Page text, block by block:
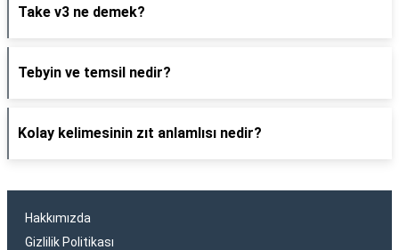
Take v3 ne demek?
Tebyin ve temsil nedir?
Kolay kelimesinin zıt anlamlısı nedir?
Hakkımızda
Gizlilik Politikası